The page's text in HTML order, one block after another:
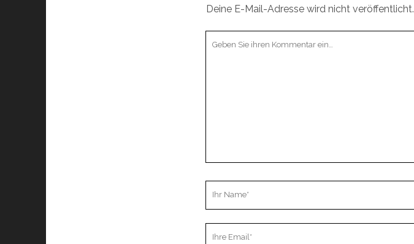
Deine E-Mail-Adresse wird nicht veröffentlicht.